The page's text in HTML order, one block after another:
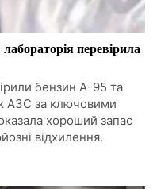
перевірила
бензин А-95 та
АЗС за ключовими
хороший запас
відхилення.